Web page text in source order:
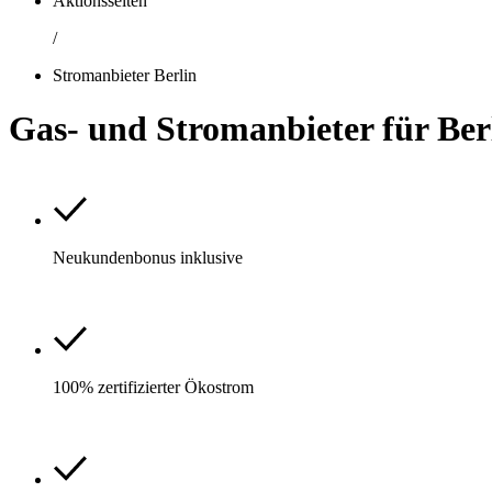
/
Stromanbieter Berlin
Gas- und Stromanbieter für
Neukundenbonus inklusive
100% zertifizierter Ökostrom